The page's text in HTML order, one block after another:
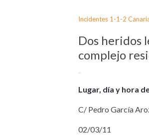
Incidentes 1-1-2
Dos heridos
complejo
Lugar, día y hora
C/ Pedro García
02/03/11